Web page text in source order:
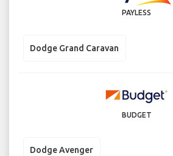
PAYLESS
Dodge Grand Caravan
BUDGET
Dodge Avenger